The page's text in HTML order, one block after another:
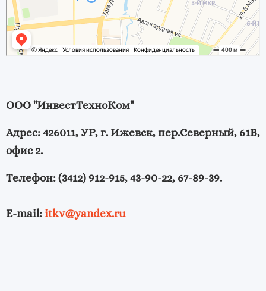
ООО "ИнвестТехноКом"
Адрес: 426011, УР, г. Ижевск, пер.Северный, 61В,
офис 2.
Телефон: (3412) 912-915, 43-90-22, 67-89-39.
E-mail: itkv@yandex.ru